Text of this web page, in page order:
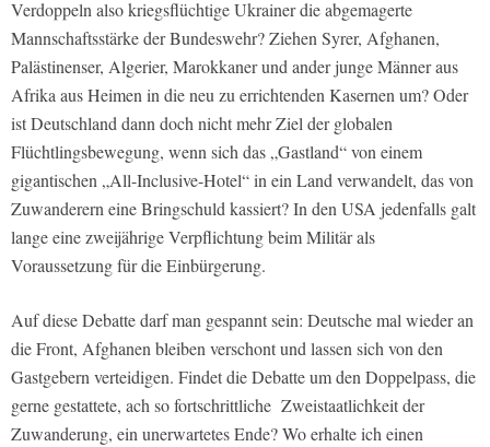
Verdoppeln also kriegsflüchtige Ukrainer die abgemagerte
Mannschaftsstärke der Bundeswehr? Ziehen Syrer, Afghanen,
Palästinenser, Algerier, Marokkaner und ander junge Männer aus
Afrika aus Heimen in die neu zu errichtenden Kasernen um? Oder
ist Deutschland dann doch nicht mehr Ziel der globalen
Flüchtlingsbewegung, wenn sich das „Gastland“ von einem
gigantischen „All-Inclusive-Hotel“ in ein Land verwandelt, das von
Zuwanderern eine Bringschuld kassiert? In den USA jedenfalls galt
lange eine zweijährige Verpflichtung beim Militär als
Voraussetzung für die Einbürgerung.
Auf diese Debatte darf man gespannt sein: Deutsche mal wieder an
die Front, Afghanen bleiben verschont und lassen sich von den
Gastgebern verteidigen. Findet die Debatte um den Doppelpass, die
gerne gestattete, ach so fortschrittliche Zweistaatlichkeit der
Zuwanderung, ein unerwartetes Ende? Wo erhalte ich einen